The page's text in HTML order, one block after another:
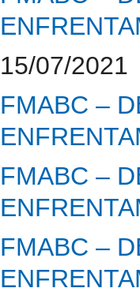
15/07/2021
FMABC –
FMABC –
FMABC –